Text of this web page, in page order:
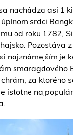
nachádza asi 1
srdci
od roku 1782,
Pozostáva
najznámejším je
smaragdového
za ktorého
istotne